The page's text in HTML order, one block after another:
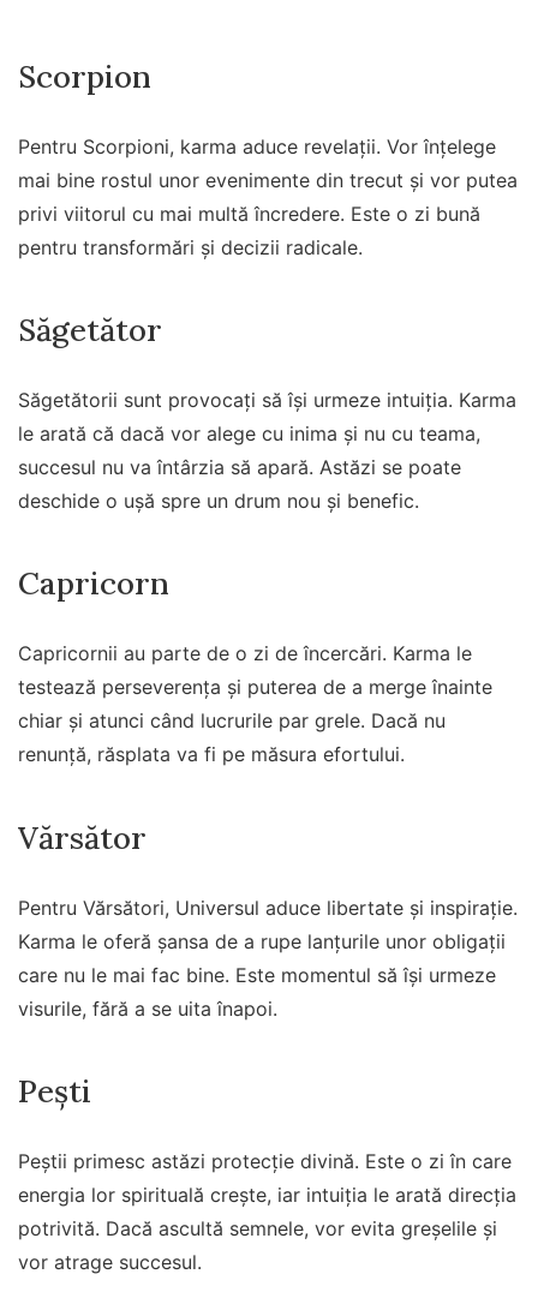
Scorpion
Pentru Scorpioni, karma aduce revelații. Vor înțelege
mai bine rostul unor evenimente din trecut și vor putea
privi viitorul cu mai multă încredere. Este o zi bună
pentru transformări și decizii radicale.
Săgetător
Săgetătorii sunt provocați să își urmeze intuiția. Karma
le arată că dacă vor alege cu inima și nu cu teama,
succesul nu va întârzia să apară. Astăzi se poate
deschide o ușă spre un drum nou și benefic.
Capricorn
Capricornii au parte de o zi de încercări. Karma le
testează perseverența și puterea de a merge înainte
chiar și atunci când lucrurile par grele. Dacă nu
renunță, răsplata va fi pe măsura efortului.
Vărsător
Pentru Vărsători, Universul aduce libertate și inspirație.
Karma le oferă șansa de a rupe lanțurile unor obligații
care nu le mai fac bine. Este momentul să își urmeze
visurile, fără a se uita înapoi.
Pești
Peștii primesc astăzi protecție divină. Este o zi în care
energia lor spirituală crește, iar intuiția le arată direcția
potrivită. Dacă ascultă semnele, vor evita greșelile și
vor atrage succesul.